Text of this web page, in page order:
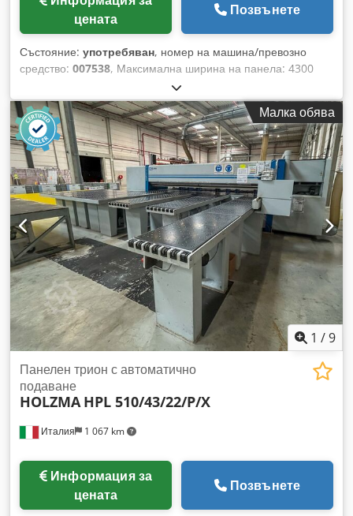
цената
Позвънете
Състояние: употребяван, номер на машина/превозно
средство: 007538, Максимална ширина на панела: 4300
mm Максимална дължина на панела: 4300 mm
Максимално издаване на основния режещ диск: 80 mm
Dedeuwzupjpfx Aa Tjkr Брой захващащи челюсти: 8Малка обява
1 /9
Италия 1 067 km
Панелен трион с автоматично
подаване
HOLZMA HPL 510/43/22/P/X
Информация за
цената
Позвънете